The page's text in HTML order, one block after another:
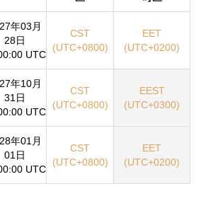
年03月
28日
UTC
CST
(UTC+0800)
EET
(UTC+0200)
年10月
31日
UTC
CST
(UTC+0800)
EEST
(UTC+0300)
年01月
01日
UTC
CST
(UTC+0800)
EET
(UTC+0200)